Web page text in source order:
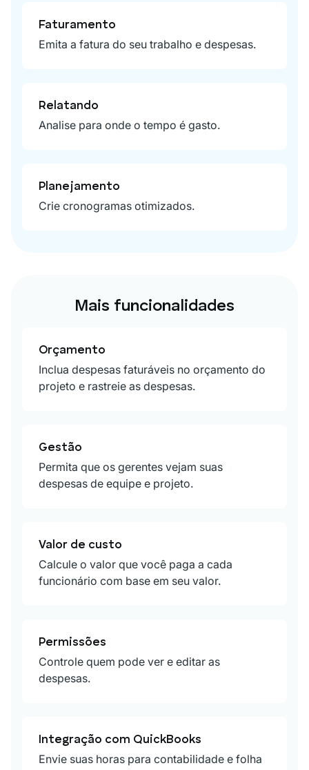
Faturamento
Emita a fatura do seu trabalho e despesas.
Relatando
Analise para onde o tempo é gasto.
Planejamento
Crie cronogramas otimizados.
Mais funcionalidades
Orçamento
Inclua despesas faturáveis ​​no orçamento do
projeto e rastreie as despesas.
Gestão
Permita que os gerentes vejam suas
despesas de equipe e projeto.
Valor de custo
Calcule o valor que você paga a cada
funcionário com base em seu valor.
Permissões
Controle quem pode ver e editar as
despesas.
Integração com QuickBooks
Envie suas horas para contabilidade e folha